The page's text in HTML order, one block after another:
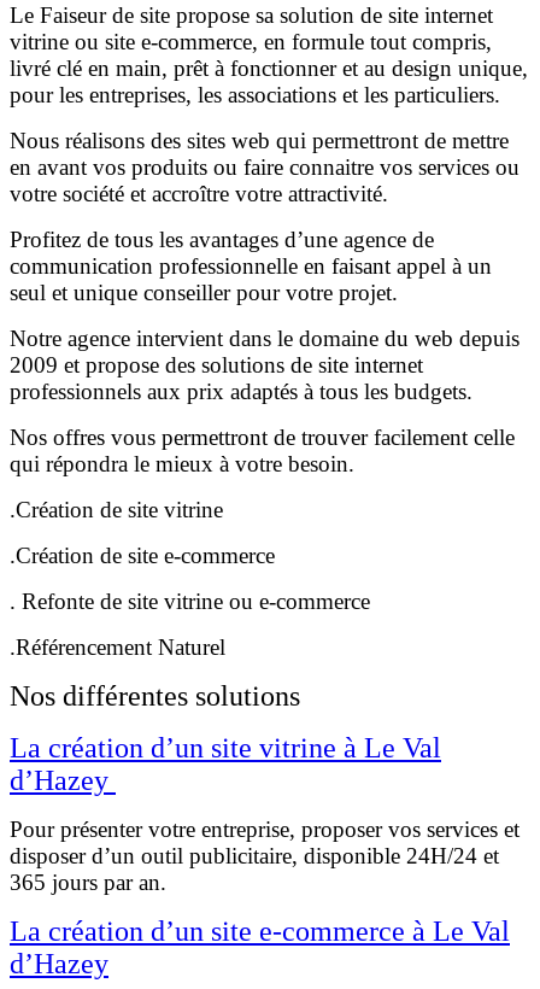
Le Faiseur de site propose sa solution de site internet
vitrine ou site e-commerce, en formule tout compris,
livré clé en main, prêt à fonctionner et au design unique,
pour les entreprises, les associations et les particuliers.
Nous réalisons des sites web qui permettront de mettre
en avant vos produits ou faire connaitre vos services ou
votre société et accroître votre attractivité.
Profitez de tous les avantages d’une agence de
communication professionnelle en faisant appel à un
seul et unique conseiller pour votre projet.
Notre agence intervient dans le domaine du web depuis
2009 et propose des solutions de site internet
professionnels aux prix adaptés à tous les budgets.
Nos offres vous permettront de trouver facilement celle
qui répondra le mieux à votre besoin.
.Création de site vitrine
.Création de site e-commerce
. Refonte de site vitrine ou e-commerce
.Référencement Naturel
Nos différentes solutions
La création d’un site vitrine à Le Val
d’Hazey
Pour présenter votre entreprise, proposer vos services et
disposer d’un outil publicitaire, disponible 24H/24 et
365 jours par an.
La création d’un site e-commerce à Le Val
d’Hazey